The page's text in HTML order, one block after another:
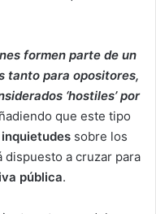
formen parte de un
tanto para opositores,
‘hostiles’ por
que este tipo
inquietudes sobre los
a cruzar para
pública.